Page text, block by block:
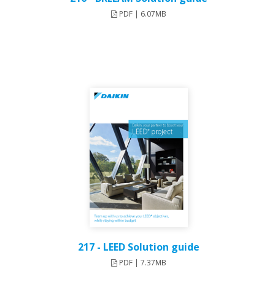
PDF | 6.07MB
217 - LEED Solution guide
PDF | 7.37MB